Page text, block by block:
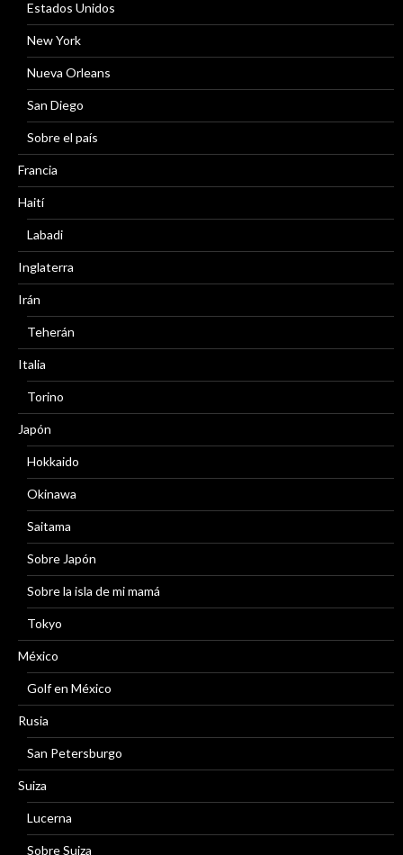
Estados Unidos
New York
Nueva Orleans
San Diego
Sobre el país
Francia
Haití
Labadi
Inglaterra
Irán
Teherán
Italia
Torino
Japón
Hokkaido
Okinawa
Saitama
Sobre Japón
Sobre la isla de mi mamá
Tokyo
México
Golf en México
Rusia
San Petersburgo
Suiza
Lucerna
Sobre Suiza